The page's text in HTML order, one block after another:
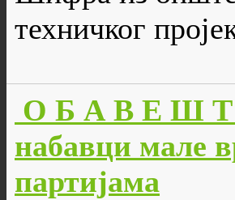
техничког
О Б А В Е Ш Т
набавци мале
партијама